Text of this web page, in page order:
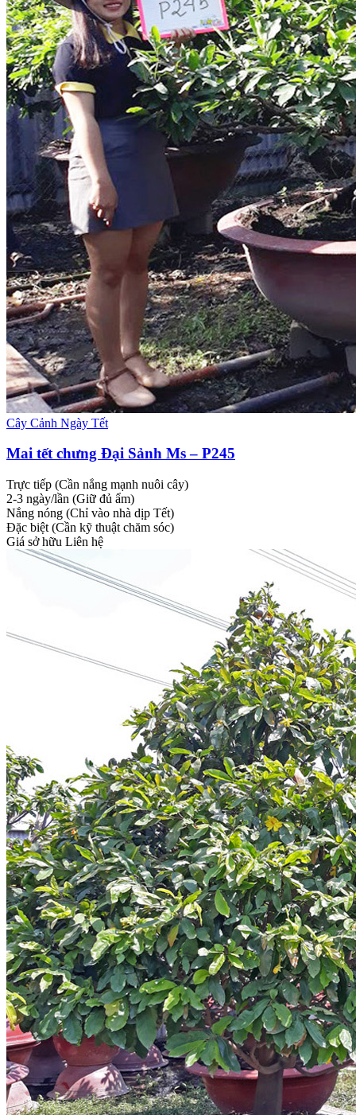
Cây Cảnh Ngày Tết
Mai tết chưng Đại Sảnh Ms – P245
Trực tiếp (Cần nắng mạnh nuôi cây)
2-3 ngày/lần (Giữ đủ ẩm)
Nắng nóng (Chỉ vào nhà dịp Tết)
Đặc biệt (Cần kỹ thuật chăm sóc)
Giá sở hữu Liên hệ